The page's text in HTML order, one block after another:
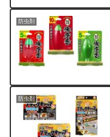
防虫剤
防虫剤